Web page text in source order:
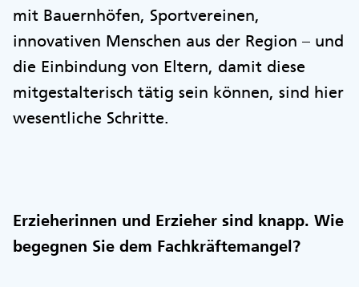
mit Bauernhöfen, Sportvereinen,
innovativen Menschen aus der Region – und
die Einbindung von Eltern, damit diese
mitgestalterisch tätig sein können, sind hier
wesentliche Schritte.
Erzieherinnen und Erzieher sind knapp. Wie
begegnen Sie dem Fachkräftemangel?